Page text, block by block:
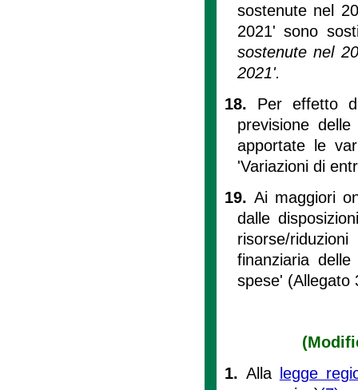
sostenute nel
2021' sono
sostenute nel
2021'.
18. Per effetto
previsione
apportate le
'Variazioni di
19. Ai maggiori
dalle
risorse/
finanziaria
spese' (Allegato
1. Alla
legge